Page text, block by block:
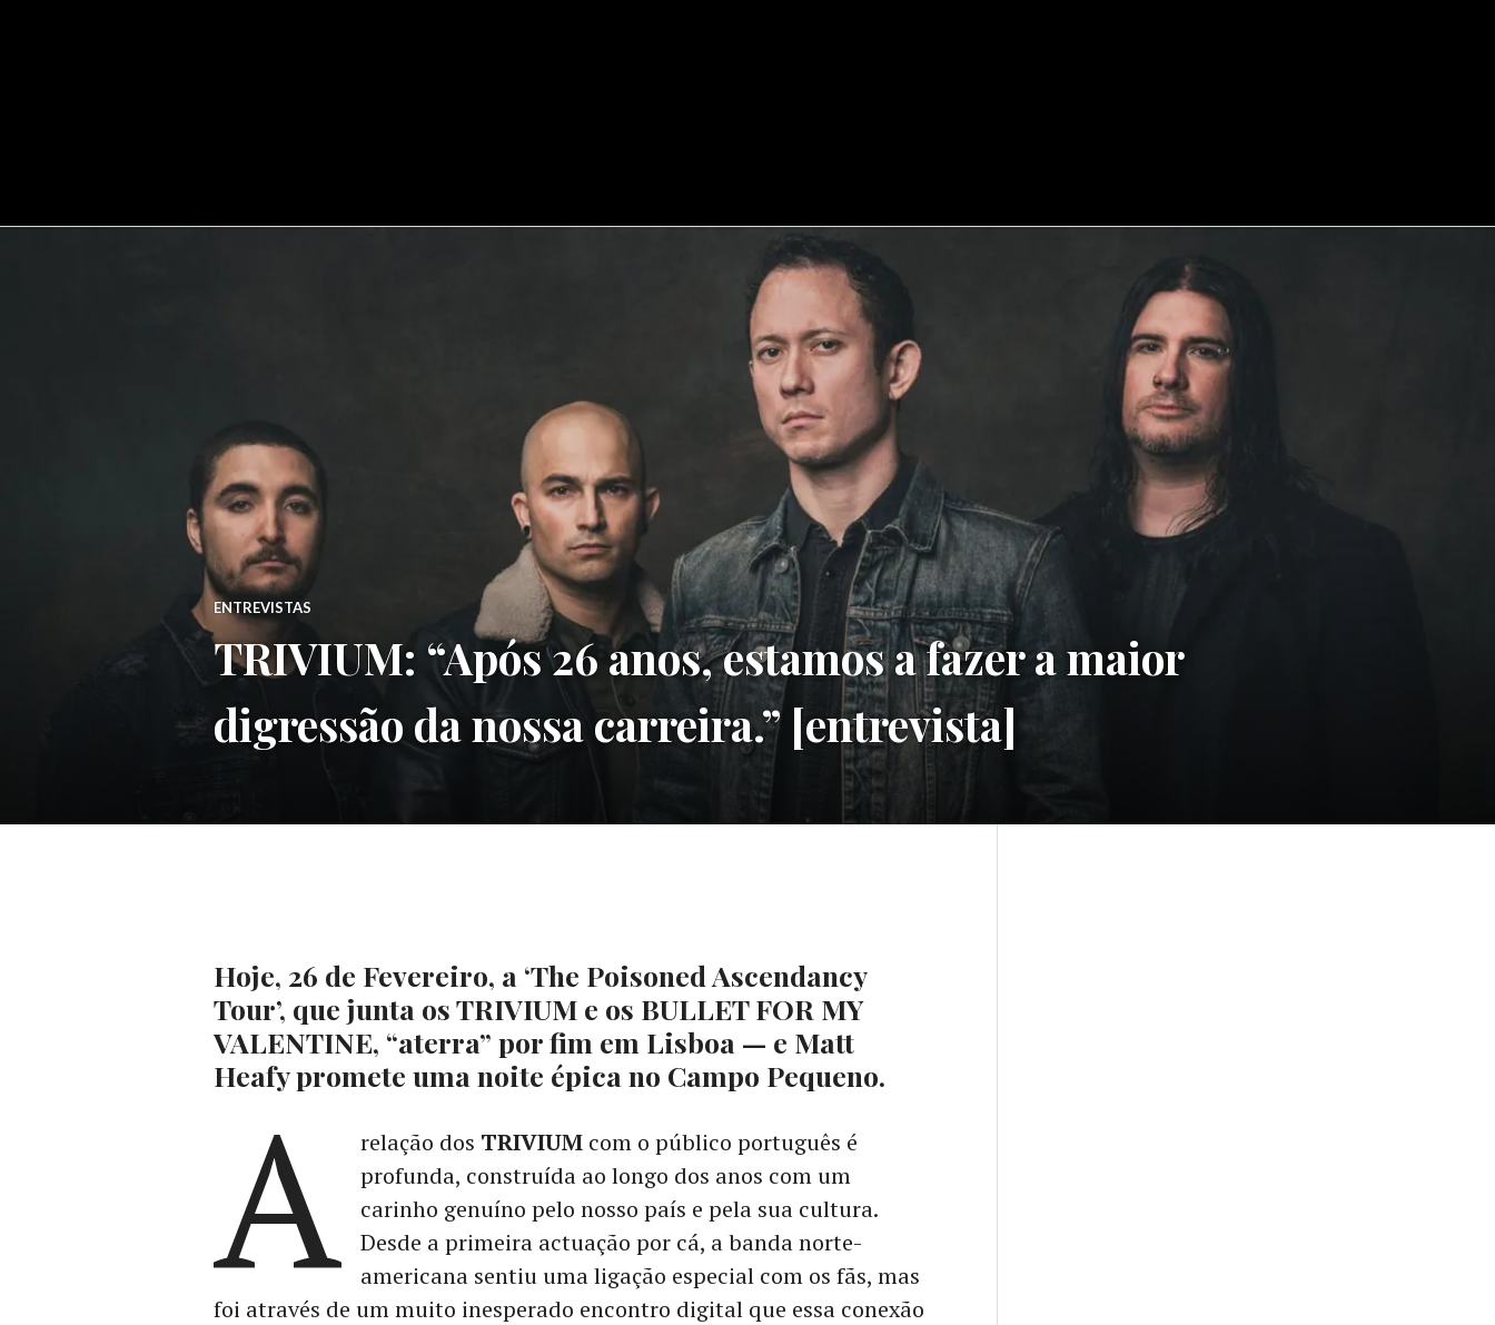
ENTREVISTAS
TRIVIUM: “Após 26 anos, estamos a fazer a maior
digressão da nossa carreira.” [entrevista]
Hoje, 26 de Fevereiro, a ‘The Poisoned Ascendancy
Tour’, que junta os TRIVIUM e os BULLET FOR MY
VALENTINE, “aterra” por fim em Lisboa — e Matt
Heafy promete uma noite épica no Campo Pequeno.
A relação dos TRIVIUMcom o público português é
profunda, construída ao longo dos anos com um
carinho genuíno pelo nosso país e pela sua cultura.
Desde a primeira actuação por cá, a banda norte-
americana sentiu uma ligação especial com os fãs, mas
foi através de um muito inesperado encontro digital que essa conexão